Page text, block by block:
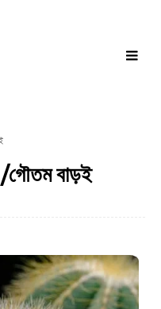
/গৌতম বাড়ই